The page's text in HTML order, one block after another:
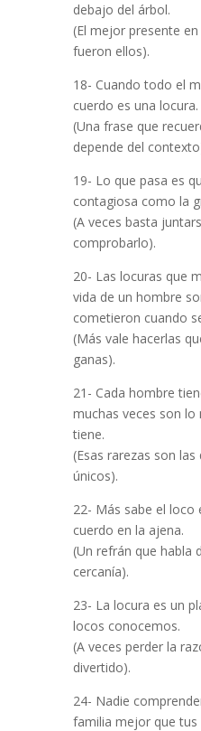
debajo del árbol.
(El mejor presente
fueron ellos).
18- Cuando todo el
cuerdo es una locura.
(Una frase que
depende del
19- Lo que pasa es
contagiosa como la
(A veces basta
comprobarlo).
20- Las locuras que
vida de un hombre
cometieron cuando
(Más vale hacerlas
ganas).
21- Cada hombre
muchas veces son
tiene.
(Esas rarezas son
únicos).
22- Más sabe el loco
cuerdo en la ajena.
(Un refrán que habla
cercanía).
23- La locura es un
locos conocemos.
(A veces perder la
divertido).
24- Nadie
familia mejor que tus